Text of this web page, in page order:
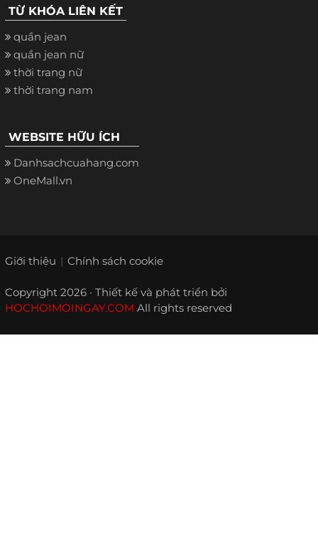
TỪ KHÓA LIÊN KẾT
quần jean
quần jean nữ
thời trang nữ
thời trang nam
WEBSITE HỮU ÍCH
Danhsachcuahang.com
OneMall.vn
Giới thiệu Chính sách cookie
Copyright 2026 · Thiết kế và phát triển bởi
HOCHOIMOINGAY.COM All rights reserved